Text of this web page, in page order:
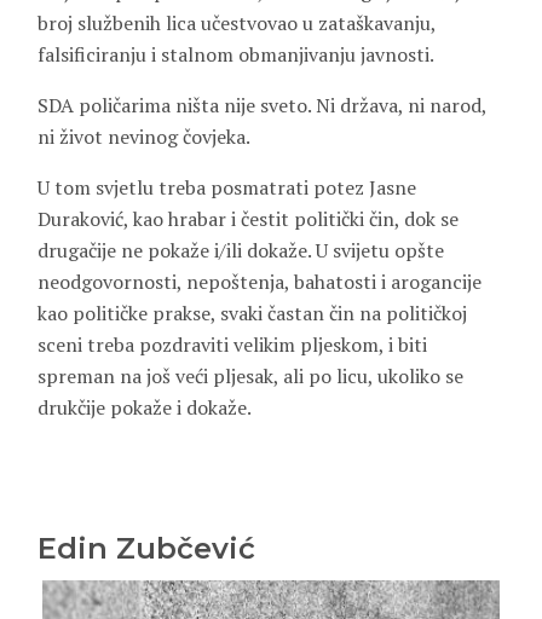
broj službenih lica učestvovao u zataškavanju,
falsificiranju i stalnom obmanjivanju javnosti.
SDA poličarima ništa nije sveto. Ni država, ni narod,
ni život nevinog čovjeka.
U tom svjetlu treba posmatrati potez Jasne
Duraković, kao hrabar i čestit politički čin, dok se
drugačije ne pokaže i/ili dokaže. U svijetu opšte
neodgovornosti, nepoštenja, bahatosti i arogancije
kao političke prakse, svaki častan čin na političkoj
sceni treba pozdraviti velikim pljeskom, i biti
spreman na još veći pljesak, ali po licu, ukoliko se
drukčije pokaže i dokaže.
Edin Zubčević